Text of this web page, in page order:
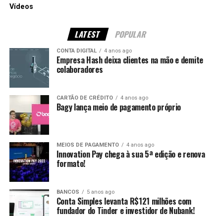
Vídeos
LATEST POPULAR
CONTA DIGITAL 4 anos ago
Empresa Hash deixa clientes na mão e demite
colaboradores
CARTÃO DE CRÉDITO 4 anos ago
Bagy lança meio de pagamento próprio
MEIOS DE PAGAMENTO 4 anos ago
Innovation Pay chega à sua 5ª edição e renova
formato!
BANCOS 5 anos ago
Conta Simples levanta R$121 milhões com
fundador do Tinder e investidor de Nubank!